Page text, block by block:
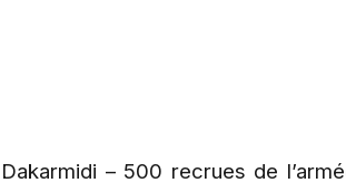
Dakarmidi – 500 recrues de